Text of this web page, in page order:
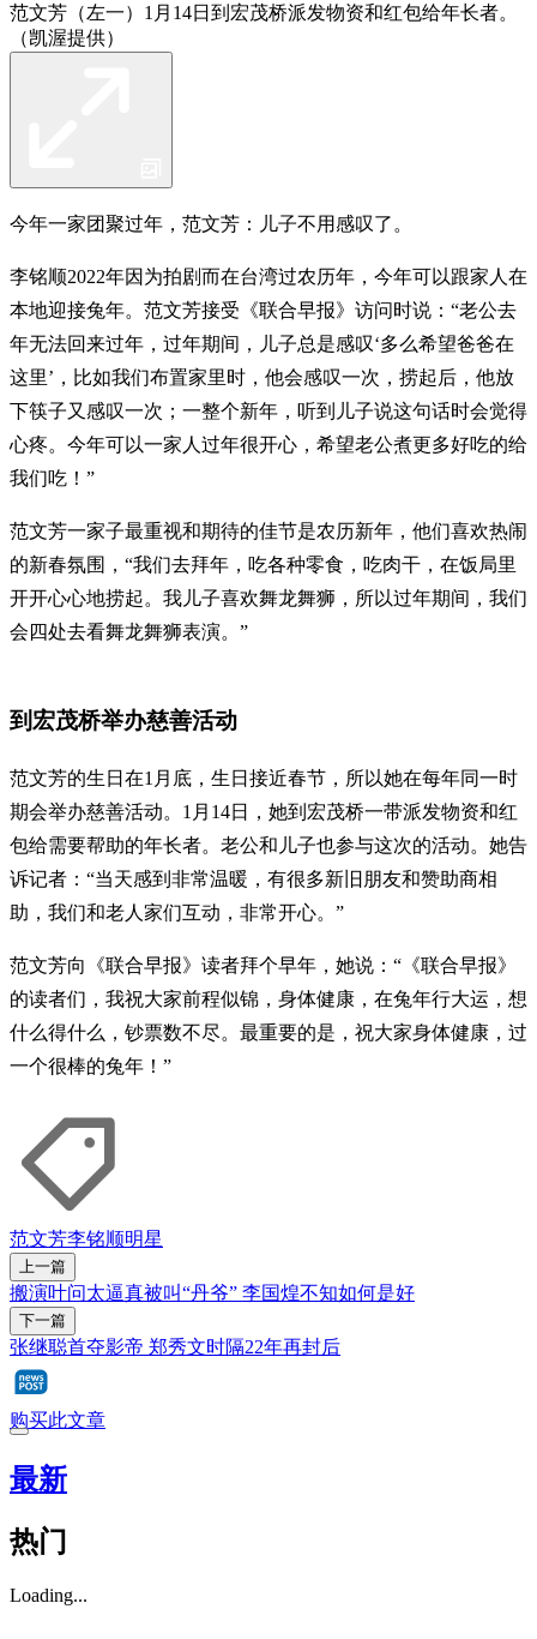
范文芳（左一）1月14日到宏茂桥派发物资和红包给年长者。
（凯渥提供）
今年一家团聚过年，范文芳：儿子不用感叹了。
李铭顺2022年因为拍剧而在台湾过农历年，今年可以跟家人在
本地迎接兔年。范文芳接受《联合早报》访问时说：“老公去
年无法回来过年，过年期间，儿子总是感叹‘多么希望爸爸在
这里’，比如我们布置家里时，他会感叹一次，捞起后，他放
下筷子又感叹一次；一整个新年，听到儿子说这句话时会觉得
心疼。今年可以一家人过年很开心，希望老公煮更多好吃的给
我们吃！”
范文芳一家子最重视和期待的佳节是农历新年，他们喜欢热闹
的新春氛围，“我们去拜年，吃各种零食，吃肉干，在饭局里
开开心心地捞起。我儿子喜欢舞龙舞狮，所以过年期间，我们
会四处去看舞龙舞狮表演。”
到宏茂桥举办慈善活动
范文芳的生日在1月底，生日接近春节，所以她在每年同一时
期会举办慈善活动。1月14日，她到宏茂桥一带派发物资和红
包给需要帮助的年长者。老公和儿子也参与这次的活动。她告
诉记者：“当天感到非常温暖，有很多新旧朋友和赞助商相
助，我们和老人家们互动，非常开心。”
范文芳向《联合早报》读者拜个早年，她说：“《联合早报》
的读者们，我祝大家前程似锦，身体健康，在兔年行大运，想
什么得什么，钞票数不尽。最重要的是，祝大家身体健康，过
一个很棒的兔年！”
范文芳李铭顺明星
上一篇
搬演叶问太逼真被叫“丹爷” 李国煌不知如何是好
下一篇
张继聪首夺影帝 郑秀文时隔22年再封后
购买此文章
最新
热门
Loading...